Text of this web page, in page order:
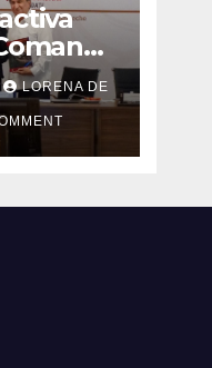
Civil
LORENA DE